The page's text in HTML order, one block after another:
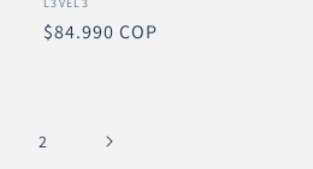
Proveedor:
Precio
$84.990 COP
2